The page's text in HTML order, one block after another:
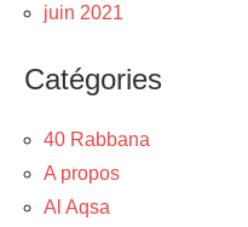
juin 2021
Catégories
40 Rabbana
A propos
Al Aqsa